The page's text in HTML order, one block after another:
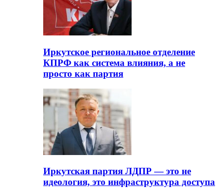
Иркутское региональное отделение
КПРФ как система влияния, а не
просто как партия
Иркутская партия ЛДПР — это не
идеология, это инфраструктура доступа